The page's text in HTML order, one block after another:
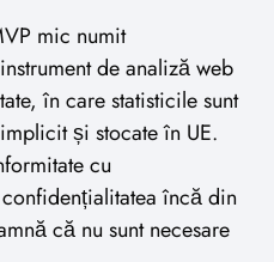
mic numit
de analiză web
în care statisticile sunt
și stocate în UE.
cu
încă din
că nu sunt necesare